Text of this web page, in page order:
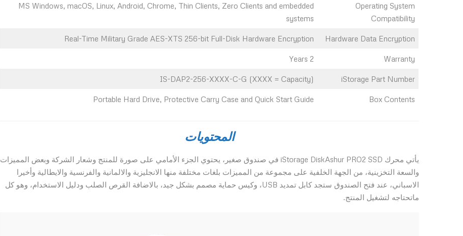
Operating System
Compatibility
MS Windows, macOS, Linux, Android, Chrome, Thin Clients, Zero Clients and embedded
systems
Hardware Data Encryption
Real-Time Military Grade AES-XTS 256-bit Full-Disk Hardware Encryption
Warranty
2 Years
iStorage Part Number
IS-DAP2-256-XXXX-C-G (XXXX = Capacity)
Box Contents
Portable Hard Drive, Protective Carry Case and Quick Start Guide
المحتويات
يأتي محرك iStorage DiskAshur PRO2 SSD في صندوق صغير، يحتوي الجزء الأمامي على صورة للمنتج وشعار الشركة وبعض المميزات
والسعة التخزينية، من الجهة الخلفية على مجموعة من المميزات بلغات مختلفة منها الانجليزية والالمانية والفرنسية والايطالية وأخيرا
الاسباني، عند فتح الصندوق ستجد كابل تمديد USB، وكيس حماية مصمم بشكل جيد، بالاضافة القرص الصلب ودليل الاستخدام، وهو كل
ماتحتاجه لتشغيل المنتج.